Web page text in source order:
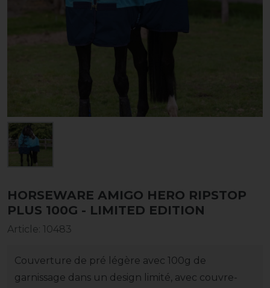
HORSEWARE AMIGO HERO RIPSTOP
PLUS 100G - LIMITED EDITION
Article: 10483
Couverture de pré légère avec 100g de
garnissage dans un design limité, avec couvre-